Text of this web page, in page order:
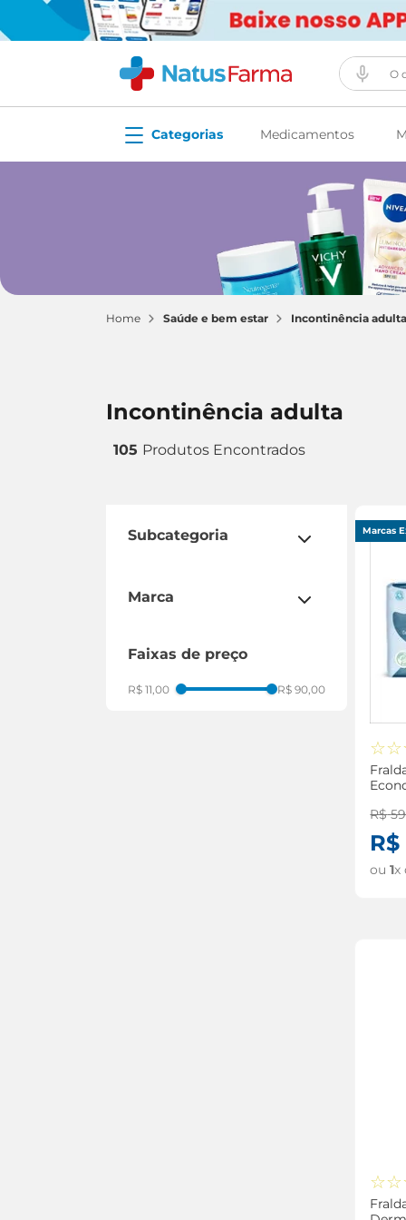
O que
Medicamentos
saúde e bem estar incontinência adulta
incontinência adulta
105
subcategoria
absorventes
marca
cmpc melhoramentos
dry lock exclusivo natus
faixas de preço
R$ 11,00 R$ 90,00
Marcas
☆☆
R$ 59
R$
ou1x
☆☆